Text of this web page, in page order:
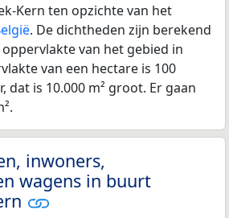
Kern ten opzichte van het
. De dichtheden zijn berekend
van het gebied in
van een hectare is 100
dat is 10.000 m² groot. Er gaan
inwoners,
wagens in buurt